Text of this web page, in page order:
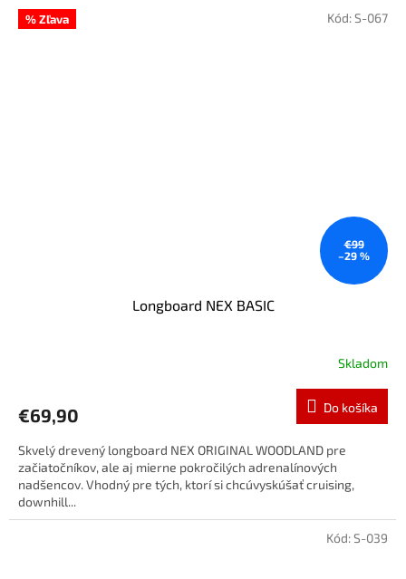
% Zľava
€99
–29 %
Longboard NEX BASIC
Skladom
€69,90 Do košíka
Skvelý drevený longboard NEX ORIGINAL WOODLAND pre
začiatočníkov, ale aj mierne pokročilých adrenalínových
nadšencov. Vhodný pre tých, ktorí si chcúvyskúšať cruising,
downhill...
Kód:S-067
Kód:S-039